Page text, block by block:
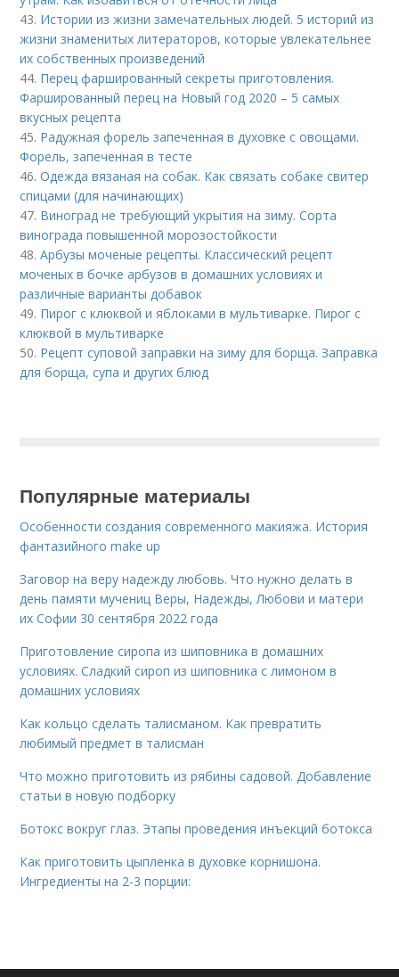
43. Истории из жизни замечательных людей. 5 историй из
жизни знаменитых литераторов, которые увлекательнее
их собственных произведений
44. Перец фаршированный секреты приготовления.
Фаршированный перец на Новый год 2020 – 5 самых
вкусных рецепта
45. Радужная форель запеченная в духовке с овощами.
Форель, запеченная в тесте
46.Одежда вязаная на собак. Как связать собаке свитер
спицами (для начинающих)
47. Виноград не требующий укрытия на зиму. Сорта
винограда повышенной морозостойкости
48.Арбузы моченые рецепты. Классический рецепт
моченых в бочке арбузов в домашних условиях и
различные варианты добавок
49. Пирог с клюквой и яблоками в мультиварке. Пирог с
клюквой в мультиварке
50. Рецепт суповой заправки на зиму для борща. Заправка
для борща, супа и других блюд
Популярные материалы
Особенности создания современного макияжа. История
фантазийного make up
Заговор на веру надежду любовь. Что нужно делать в
день памяти мучениц Веры, Надежды, Любови и матери
их Софии 30 сентября 2022 года
Приготовление сиропа из шиповника в домашних
условиях. Сладкий сироп из шиповника с лимоном в
домашних условиях
Как кольцо сделать талисманом. Как превратить
любимый предмет в талисман
Что можно приготовить из рябины садовой. Добавление
статьи в новую подборку
Ботокс вокруг глаз. Этапы проведения инъекций ботокса
Как приготовить цыпленка в духовке корнишона.
Ингредиенты на 2-3 порции: